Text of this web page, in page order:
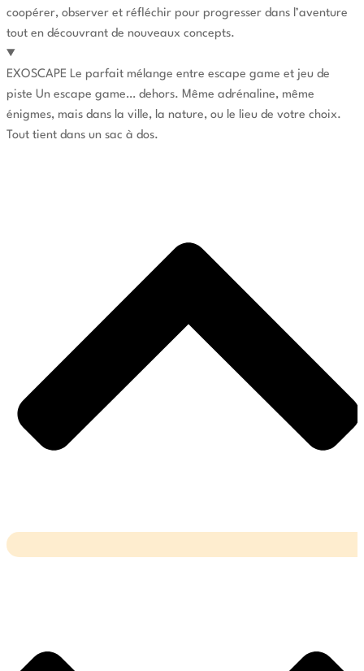
coopérer, observer et réfléchir pour progresser dans l’aventure
tout en découvrant de nouveaux concepts.
EXOSCAPE Le parfait mélange entre escape game et jeu de
piste Un escape game… dehors. Même adrénaline, même
énigmes, mais dans la ville, la nature, ou le lieu de votre choix.
Tout tient dans un sac à dos.